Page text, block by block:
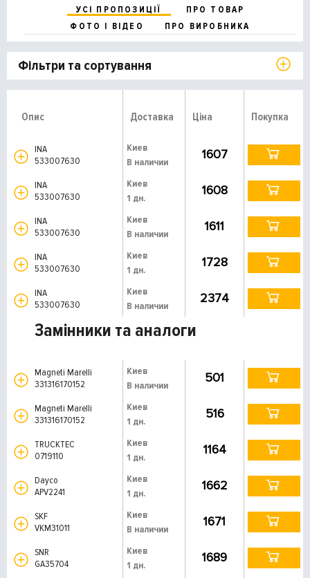
УСІ ПРОПОЗИЦІЇ
ПРО ТОВАР
ФОТО І ВІДЕО
ПРО ВИРОБНИКА
Фільтри та сортування
Опис Доставка Ціна Покупка
INA
533007630
Киев
В наличии
1607
INA
533007630
Киев
1 дн.
1608
INA
533007630
Киев
В наличии
1611
INA
533007630
Киев
1 дн.
1728
INA
533007630
Киев
В наличии
2374
Замінники та аналоги
Magneti Marelli
331316170152
Киев
В наличии
501
Magneti Marelli
331316170152
Киев
1 дн.
516
TRUCKTEC
0719110
Киев
1 дн.
1164
Dayco
APV2241
Киев
1 дн.
1662
SKF
VKM31011
Киев
В наличии
1671
SNR
GA35704
Киев
1 дн.
1689